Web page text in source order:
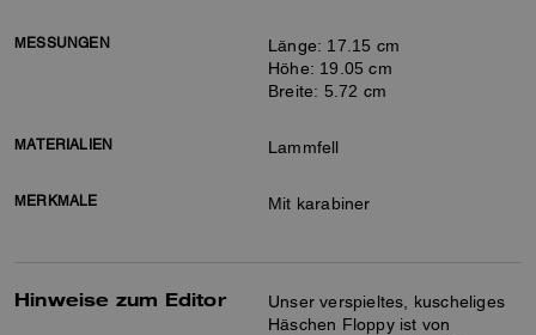
MESSUNGEN
Länge: 17.15 cm
Höhe: 19.05 cm
Breite: 5.72 cm
MATERIALIEN Lammfell
MERKMALE Mit karabiner
Hinweise zum Editor
Unser verspieltes, kuscheliges
Häschen Floppy ist von